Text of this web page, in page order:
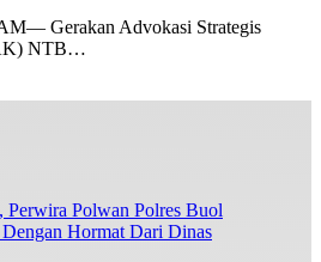
Gerakan Advokasi Strategis
NTB…